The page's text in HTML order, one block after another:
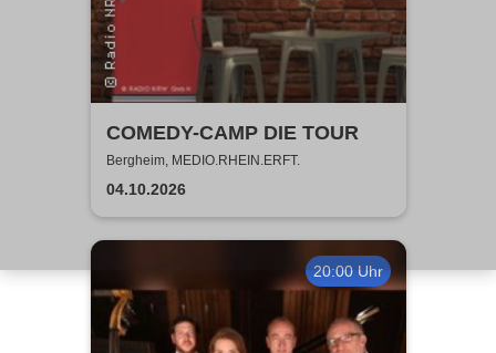
COMEDY-CAMP DIE TOUR
Bergheim, MEDIO.RHEIN.ERFT.
04.10.2026
20:00 Uhr